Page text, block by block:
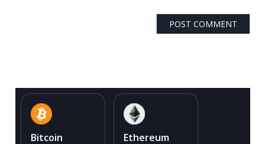
Bitcoin Ethereum